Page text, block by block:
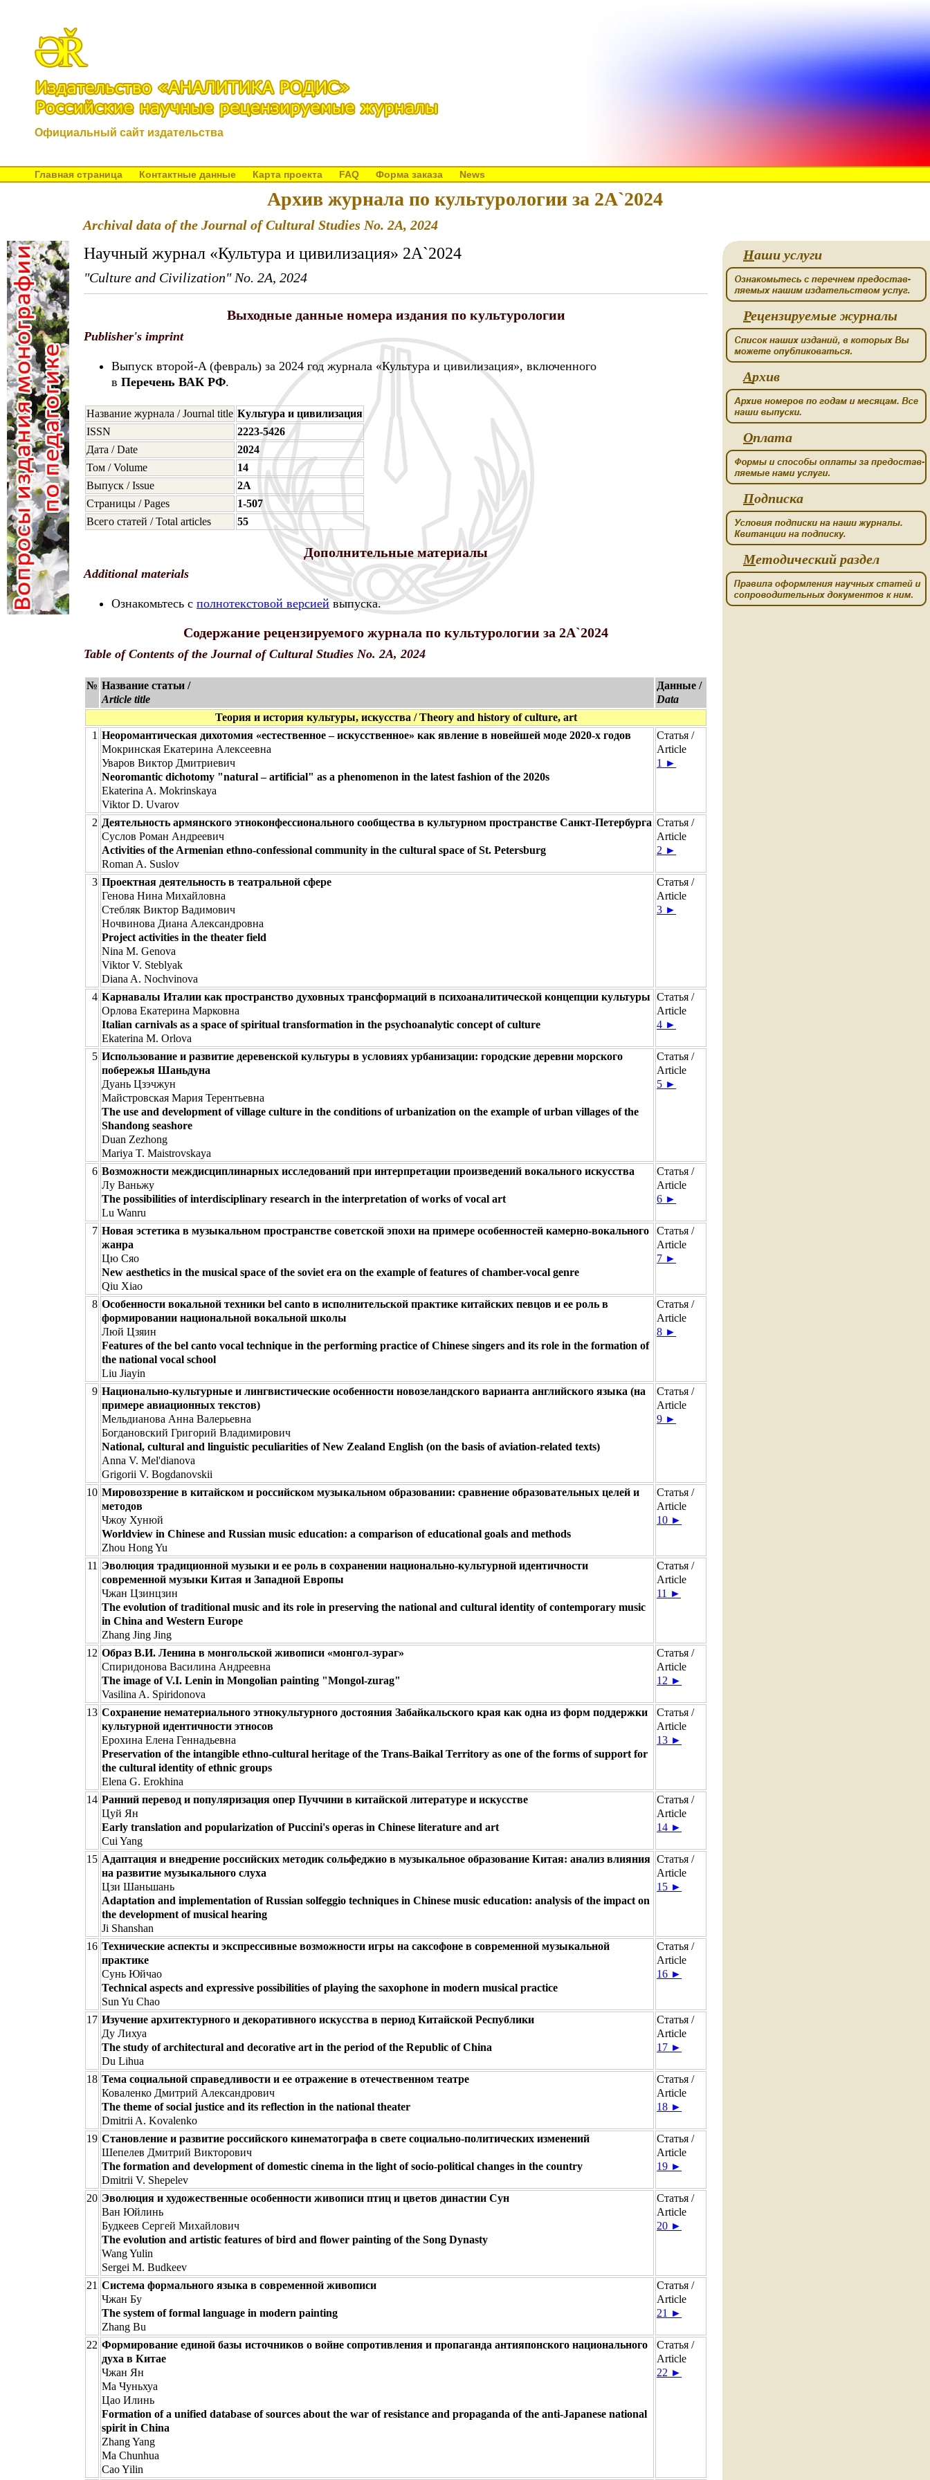
Официальный сайт издательства
Главная страница Контактные данные Карта проекта FAQ Форма заказа News
Архив журнала по культурологии за 2A`2024
Archival data of the Journal of Cultural Studies No. 2A, 2024
Наши услуги
Рецензируемые журналы
Архив
Оплата
Подписка
Методический раздел
Научный журнал «Культура и цивилизация» 2A`2024
"Culture and Civilization" No. 2A, 2024
Выходные данные номера издания по культурологии
Publisher's imprint
Выпуск второй-A (февраль) за 2024 год журнала «Культура и цивилизация», включенного
в Перечень ВАК РФ.
Название журнала / Journal title Культура и цивилизация
ISSN
2223-5426
Дата / Date
2024
Том / Volume
14
Выпуск / Issue
2A
Страницы / Pages
1-507
Всего статей / Total articles
55
Дополнительные материалы
Additional materials
Ознакомьтесь с полнотекстовой версией выпуска.
Содержание рецензируемого журнала по культурологии за 2A`2024
Table of Contents of the Journal of Cultural Studies No. 2A, 2024
№ Название статьи /
Article title
Данные /
Data
Теория и история культуры, искусства / Theory and history of culture, art
1 Неоромантическая дихотомия «естественное – искусственное» как явление в новейшей моде 2020-х годов
Мокринская Екатерина Алексеевна
Уваров Виктор Дмитриевич
Neoromantic dichotomy "natural – artificial" as a phenomenon in the latest fashion of the 2020s
Ekaterina A. Mokrinskaya
Viktor D. Uvarov
Статья /
Article
1 ►
2 Деятельность армянского этноконфессионального сообщества в культурном пространстве Санкт-Петербурга
Суслов Роман Андреевич
Activities of the Armenian ethno-confessional community in the cultural space of St. Petersburg
Roman A. Suslov
Статья /
Article
2 ►
3 Проектная деятельность в театральной сфере
Генова Нина Михайловна
Стебляк Виктор Вадимович
Ночвинова Диана Александровна
Project activities in the theater field
Nina M. Genova
Viktor V. Steblyak
Diana A. Nochvinova
Статья /
Article
3 ►
4 Карнавалы Италии как пространство духовных трансформаций в психоаналитической концепции культуры
Орлова Екатерина Марковна
Italian carnivals as a space of spiritual transformation in the psychoanalytic concept of culture
Ekaterina M. Orlova
Статья /
Article
4 ►
5 Использование и развитие деревенской культуры в условиях урбанизации: городские деревни морского
побережья Шаньдуна
Дуань Цзэчжун
Майстровская Мария Терентьевна
The use and development of village culture in the conditions of urbanization on the example of urban villages of the
Shandong seashore
Duan Zezhong
Mariya T. Maistrovskaya
Статья /
Article
5 ►
6 Возможности междисциплинарных исследований при интерпретации произведений вокального искусства
Лу Ваньжу
The possibilities of interdisciplinary research in the interpretation of works of vocal art
Lu Wanru
Статья /
Article
6 ►
7 Новая эстетика в музыкальном пространстве советской эпохи на примере особенностей камерно-вокального
жанра
Цю Сяо
New aesthetics in the musical space of the soviet era on the example of features of chamber-vocal genre
Qiu Xiao
Статья /
Article
7 ►
8 Особенности вокальной техники bel canto в исполнительской практике китайских певцов и ее роль в
формировании национальной вокальной школы
Люй Цзяин
Features of the bel canto vocal technique in the performing practice of Chinese singers and its role in the formation of
the national vocal school
Liu Jiayin
Статья /
Article
8 ►
9 Национально-культурные и лингвистические особенности новозеландского варианта английского языка (на
примере авиационных текстов)
Мельдианова Анна Валерьевна
Богдановский Григорий Владимирович
National, cultural and linguistic peculiarities of New Zealand English (on the basis of aviation-related texts)
Anna V. Mel'dianova
Grigorii V. Bogdanovskii
Статья /
Article
9 ►
10 Мировоззрение в китайском и российском музыкальном образовании: сравнение образовательных целей и
методов
Чжоу Хунюй
Worldview in Chinese and Russian music education: a comparison of educational goals and methods
Zhou Hong Yu
Статья /
Article
10 ►
11 Эволюция традиционной музыки и ее роль в сохранении национально-культурной идентичности
современной музыки Китая и Западной Европы
Чжан Цзинцзин
The evolution of traditional music and its role in preserving the national and cultural identity of contemporary music
in China and Western Europe
Zhang Jing Jing
Статья /
Article
11 ►
12 Образ В.И. Ленина в монгольской живописи «монгол-зураг»
Спиридонова Василина Андреевна
The image of V.I. Lenin in Mongolian painting "Mongol-zurag"
Vasilina A. Spiridonova
Статья /
Article
12 ►
13 Сохранение нематериального этнокультурного достояния Забайкальского края как одна из форм поддержки
культурной идентичности этносов
Ерохина Елена Геннадьевна
Preservation of the intangible ethno-cultural heritage of the Trans-Baikal Territory as one of the forms of support for
the cultural identity of ethnic groups
Elena G. Erokhina
Статья /
Article
13 ►
14 Ранний перевод и популяризация опер Пуччини в китайской литературе и искусстве
Цуй Ян
Early translation and popularization of Puccini's operas in Chinese literature and art
Cui Yang
Статья /
Article
14 ►
15 Адаптация и внедрение российских методик сольфеджио в музыкальное образование Китая: анализ влияния
на развитие музыкального слуха
Цзи Шаньшань
Adaptation and implementation of Russian solfeggio techniques in Chinese music education: analysis of the impact on
the development of musical hearing
Ji Shanshan
Статья /
Article
15 ►
16 Технические аспекты и экспрессивные возможности игры на саксофоне в современной музыкальной
практике
Сунь Юйчао
Technical aspects and expressive possibilities of playing the saxophone in modern musical practice
Sun Yu Chao
Статья /
Article
16 ►
17 Изучение архитектурного и декоративного искусства в период Китайской Республики
Ду Лихуа
The study of architectural and decorative art in the period of the Republic of China
Du Lihua
Статья /
Article
17 ►
18 Тема социальной справедливости и ее отражение в отечественном театре
Коваленко Дмитрий Александрович
The theme of social justice and its reflection in the national theater
Dmitrii A. Kovalenko
Статья /
Article
18 ►
19 Становление и развитие российского кинематографа в свете социально-политических изменений
Шепелев Дмитрий Викторович
The formation and development of domestic cinema in the light of socio-political changes in the country
Dmitrii V. Shepelev
Статья /
Article
19 ►
20 Эволюция и художественные особенности живописи птиц и цветов династии Сун
Ван Юйлинь
Будкеев Сергей Михайлович
The evolution and artistic features of bird and flower painting of the Song Dynasty
Wang Yulin
Sergei M. Budkeev
Статья /
Article
20 ►
21 Система формального языка в современной живописи
Чжан Бу
The system of formal language in modern painting
Zhang Bu
Статья /
Article
21 ►
22 Формирование единой базы источников о войне сопротивления и пропаганда антияпонского национального
духа в Китае
Чжан Ян
Ма Чуньхуа
Цао Илинь
Formation of a unified database of sources about the war of resistance and propaganda of the anti-Japanese national
spirit in China
Zhang Yang
Ma Chunhua
Cao Yilin
Статья /
Article
22 ►